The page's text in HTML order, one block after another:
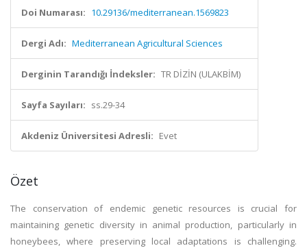
Doi Numarası: 10.29136/mediterranean.1569823
Dergi Adı: Mediterranean Agricultural Sciences
Derginin Tarandığı İndeksler: TR DİZİN (ULAKBİM)
Sayfa Sayıları: ss.29-34
Akdeniz Üniversitesi Adresli: Evet
Özet
The conservation of endemic genetic resources is crucial for
maintaining genetic diversity in animal production, particularly in
honeybees, where preserving local adaptations is challenging.